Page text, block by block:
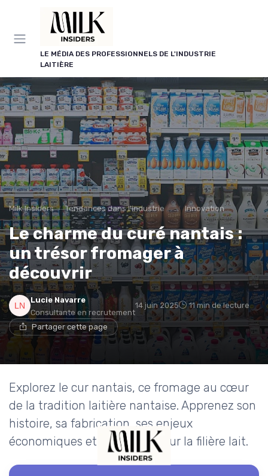
LE MÉDIA DES PROFESSIONNELS DE L'INDUSTRIE
LAITIÈRE
Milk Insiders Tendances dans l'industrie des produits laitiers Innovation
Le charme du curé nantais :
un trésor fromager à
découvrir
Lucie Navarre
Consultante en recrutement
14 juin 2025 11 min de lecture
Partager cette page
Explorez le cur nantais, ce fromage au cœur
de la tradition laitière nantaise. Apprenez son
histoire, sa fabrication, ses enjeux
économiques et son impact sur la filière lait.